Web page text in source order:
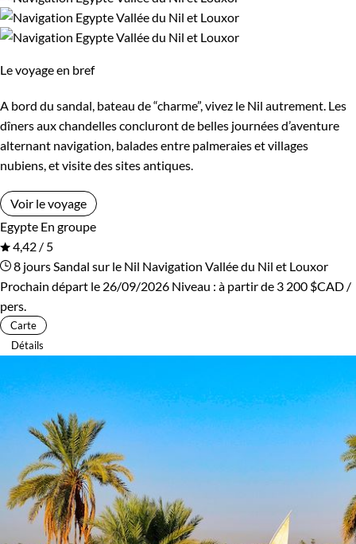
Le voyage en bref
A bord du sandal, bateau de “charme”, vivez le Nil autrement. Les
dîners aux chandelles concluront de belles journées d’aventure
alternant navigation, balades entre palmeraies et villages
nubiens, et visite des sites antiques.
Voir le voyage
Egypte En groupe
4,42 / 5
8 jours Sandal sur le Nil Navigation Vallée du Nil et Louxor
Prochain départ le 26/09/2026 Niveau : à partir de 3 200 $CAD /
pers.
Carte
Détails